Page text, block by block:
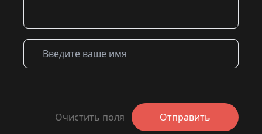
Очистить поля Отправить